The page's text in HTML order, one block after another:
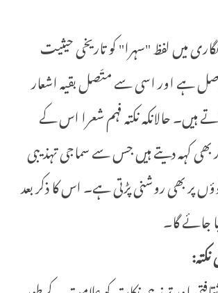
میں لفظ "سہرا" کو تاریخی حیثیت
ہے اور اسی سے متّصل بقیہ اشعار
ہیں۔ حالانکہ نکتہ فہم شعرا اس کے
بھی کہہ دیتے ہیں جس سے سماجی تہذیبی
پر بھی روشنی پڑتی ہے۔ اس کا ذکر بعد
جائے گا۔